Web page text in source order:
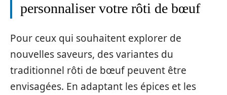
personnaliser votre rôti de bœuf
Pour ceux qui souhaitent explorer de
nouvelles saveurs, des variantes du
traditionnel rôti de bœuf peuvent être
envisagées. En adaptant les épices et les